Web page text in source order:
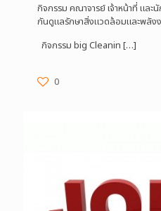
กิจกรรม คณาจารย์ เจ้าหน้าที่ แล
กันดูแลรักษาสิ่งแวดล้อมและพลัง
กิจกรรม big Cleanin […]
0